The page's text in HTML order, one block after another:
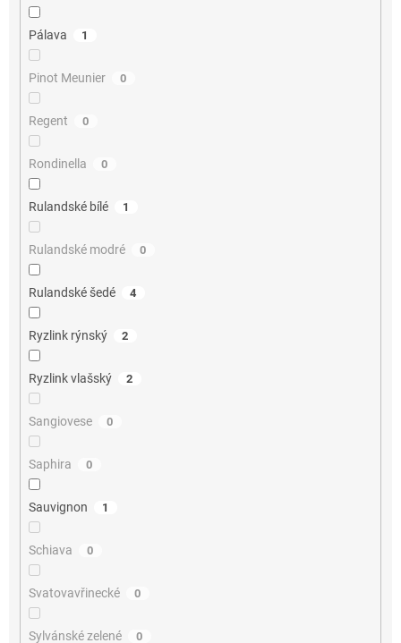
Pálava 1
Pinot Meunier 0
Regent 0
Rondinella 0
Rulandské bílé 1
Rulandské modré 0
Rulandské šedé 4
Ryzlink rýnský 2
Ryzlink vlašský 2
Sangiovese 0
Saphira 0
Sauvignon 1
Schiava 0
Svatovavřinecké 0
Sylvánské zelené 0